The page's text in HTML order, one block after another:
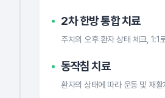
2차 한방 통합 치료
주치의 오후 환자 상태 체크, 1:1
동작침 치료
환자의 상태에 따라 운동 및 재활